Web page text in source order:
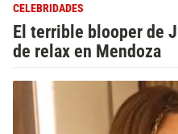
CELEBRIDADES
El terrible blooper de
de relax en Mendoza